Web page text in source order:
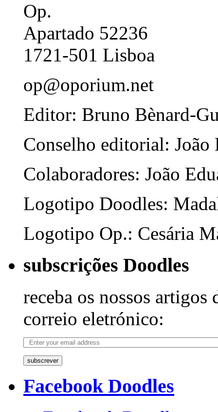
Op.
Apartado 52236
1721-501 Lisboa
op@oporium.net
Editor: Bruno Bènard-
Conselho editorial: João
Colaboradores: João
Logotipo Doodles:
Logotipo Op.: Cesária
subscrições Doodles
receba os nossos artigos
correio eletrónico:
subscrever
Facebook Doodles